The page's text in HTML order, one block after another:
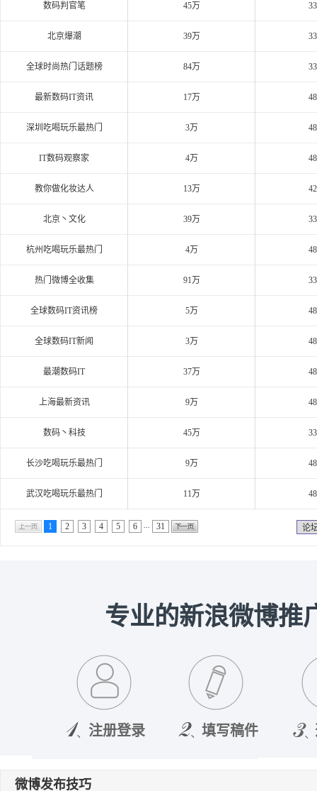
数码判官笔 45万
北京爆潮 39万
全球时尚热门话题榜 84万
最新数码IT资讯 17万
深圳吃喝玩乐最热门 3万
IT数码观察家 4万
教你做化妆达人 13万
北京丶文化 39万
杭州吃喝玩乐最热门 4万
热门微博全收集 91万
全球数码IT资讯榜 5万
全球数码IT新闻 3万
最潮数码IT 37万
上海最新资讯 9万
数码丶科技 45万
长沙吃喝玩乐最热门 9万
武汉吃喝玩乐最热门 11万
1 2 3 4 5 6 ... 31 论
专业的新浪微博推
注册登录 填写稿件
微博发布技巧